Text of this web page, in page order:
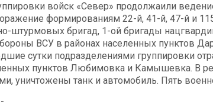
войск «Север» продолжаили
формированиям 22-й, 41-й, 47-й и
штурмовых бригад, 1-ой бригады
ВСУ в районах населенных пунктов
сутки подразделениями группировки
пунктов Любимовка и Камышевка. В
уничтожены танк и автомобиль. Пять